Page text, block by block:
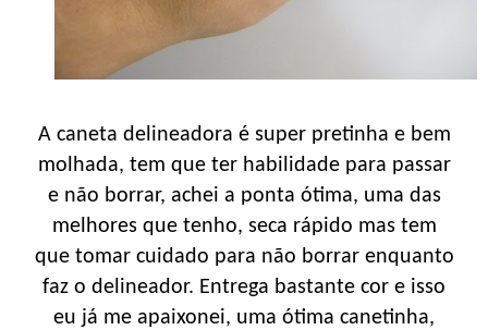
A caneta delineadora é super pretinha e bem
molhada, tem que ter habilidade para passar
e não borrar, achei a ponta ótima, uma das
melhores que tenho, seca rápido mas tem
que tomar cuidado para não borrar enquanto
faz o delineador. Entrega bastante cor e isso
eu já me apaixonei, uma ótima canetinha,